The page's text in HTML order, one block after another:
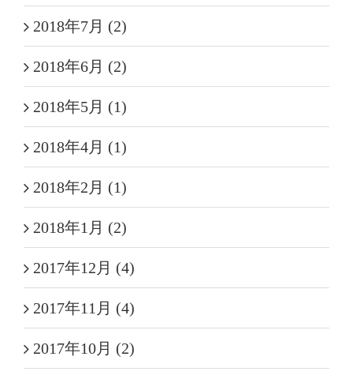
2018年7月 (2)
2018年6月 (2)
2018年5月 (1)
2018年4月 (1)
2018年2月 (1)
2018年1月 (2)
2017年12月 (4)
2017年11月 (4)
2017年10月 (2)